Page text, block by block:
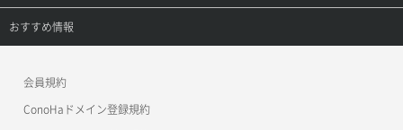
APIドキュメントVPS3.0
APIドキュメントVPS2.0
APIドキュメントVPS3.0
ご利用ガイド
サポートトップ
おすすめ情報
会員規約
ConoHaドメイン登録規約